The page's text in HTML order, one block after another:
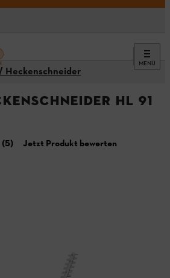
MENÜ
Heckenschneider
HL 91
(5) Jetzt Produkt bewerten